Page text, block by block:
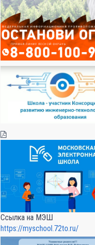
Ссылка на МЭШ
https://myschool.72to.ru/